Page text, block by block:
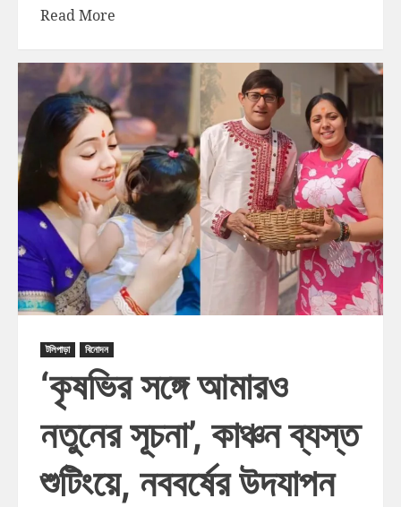
Read More
টলিপাড়া বিনোদন
‘কৃষভির সঙ্গে আমারও
নতুনের সূচনা’, কাঞ্চন ব্যস্ত
শুটিংয়ে, নববর্ষের উদযাপন